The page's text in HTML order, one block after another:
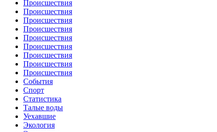
Происшествия
Происшествия
Происшествия
Происшествия
Происшествия
Происшествия
Происшествия
Происшествия
Происшествия
События
Спорт
Статистика
Талые воды
Уехавшие
Экология